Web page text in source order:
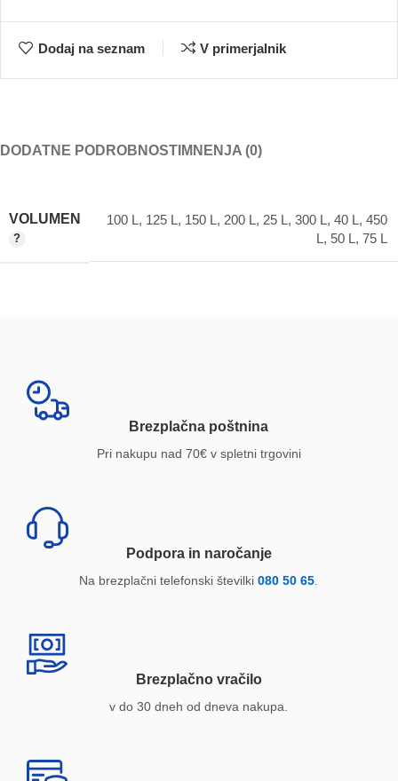
Dodaj na seznam V primerjalnik
DODATNE PODROBNOSTI MNENJA (0)
VOLUMEN 100 L, 125 L, 150 L, 200 L, 25 L, 300 L, 40 L, 450
L, 50 L, 75 L
Brezplačna poštnina
Pri nakupu nad 70€ v spletni trgovini
Podpora in naročanje
Na brezplačni telefonski številki080 50 65
Brezplačno vračilo
v do 30 dneh od dneva nakupa.